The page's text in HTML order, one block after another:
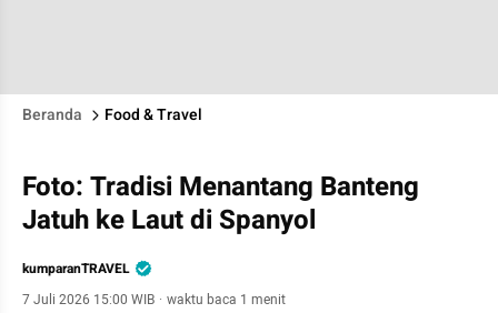
Beranda Food & Travel
Foto: Tradisi Menantang Banteng
Jatuh ke Laut di Spanyol
kumparanTRAVEL
7 Juli 2026 15:00 WIB · waktu baca 1 menit